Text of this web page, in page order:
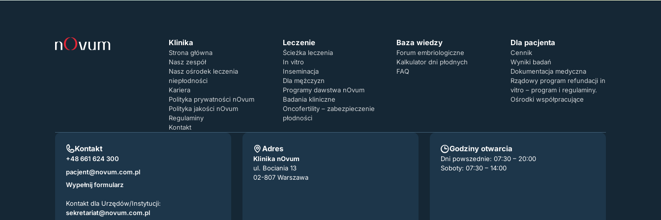
Klinika
Strona główna
Nasz zespół
Nasz ośrodek leczenia
niepłodności
Kariera
Polityka prywatności nOvum
Polityka jakości nOvum
Regulaminy
Kontakt
Leczenie
Ścieżka leczenia
In vitro
Inseminacja
Dla mężczyzn
Programy dawstwa nOvum
Badania kliniczne
Oncofertility – zabezpieczenie
płodności
Baza wiedzy
Forum embriologiczne
Kalkulator dni płodnych
FAQ
Dla pacjenta
Cennik
Wyniki badań
Dokumentacja medyczna
Rządowy program refundacji in
vitro – program i regulaminy.
Ośrodki współpracujące
Kontakt
+48 661 624 300
pacjent@novum.com.pl
Wypełnij formularz
Kontakt dla Urzędów/Instytucji:
sekretariat@novum.com.pl
Adres
Klinika nOvum
ul. Bociania 13
02-807 Warszawa
Godziny otwarcia
Dni powszednie: 07:30 – 20:00
Soboty: 07:30 – 14:00